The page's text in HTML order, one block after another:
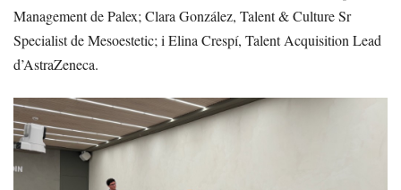
Management de Palex; Clara González, Talent & Culture Sr
Specialist de Mesoestetic; i Elina Crespí, Talent Acquisition Lead
d’AstraZeneca.